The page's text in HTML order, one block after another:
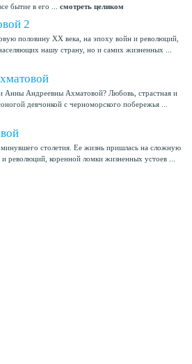
бытие в его ... смотреть целиком
2
половину XX века, на эпоху войн и революций,
нашу страну, но и самих жизненных ...
Анны Андреевны Ахматовой? Любовь, страстная и
девчонкой с черноморского побережья ...
столетия. Ее жизнь пришлась на сложную
революций, коренной ломки жизненных устоев ...